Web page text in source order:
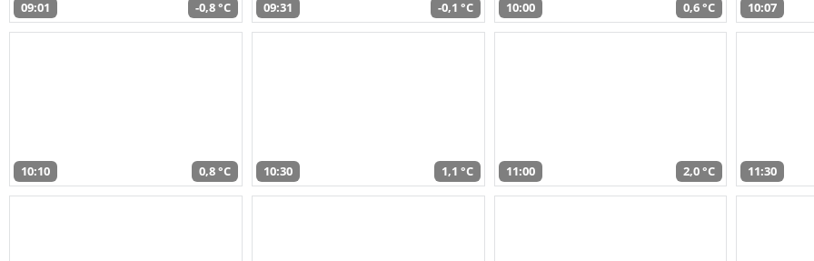
09:01 -0,8 °C 09:31 -0,1 °C 10:00 0,6 °C 10:07
10:10 0,8 °C 10:30 1,1 °C 11:00 2,0 °C 11:30